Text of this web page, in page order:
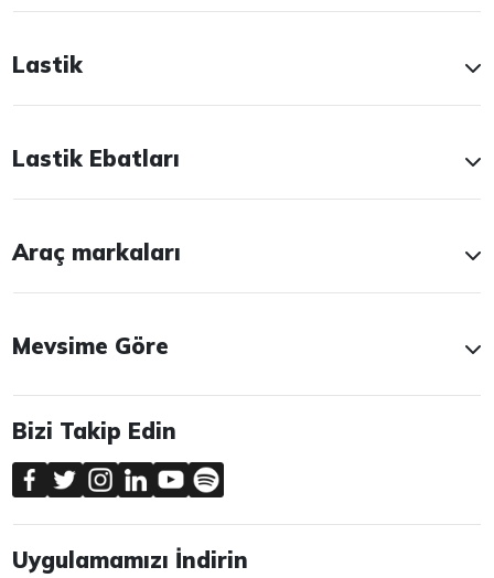
Lastik
Lastik Ebatları
Araç markaları
Mevsime Göre
Bizi Takip Edin
Uygulamamızı İndirin